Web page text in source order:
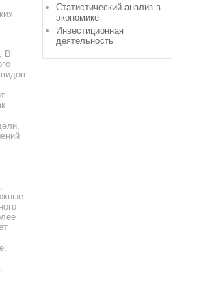
В
Статистический анализ в
экономике
Инвестиционная
деятельность